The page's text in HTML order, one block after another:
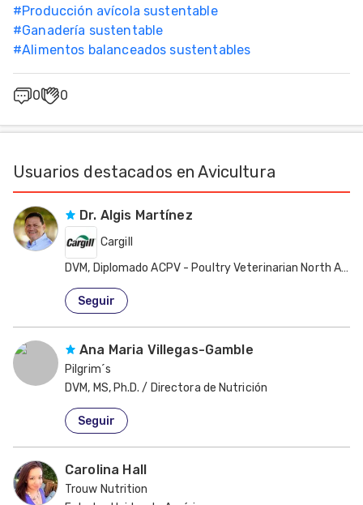
#Producción avícola sustentable
#Ganadería sustentable
#Alimentos balanceados sustentables
0 0
Usuarios destacados en Avicultura
Dr. Algis Martínez
Cargill
DVM, Diplomado ACPV - Poultry Veterinarian North
Estados Unidos de América
Seguir
Ana Maria Villegas-Gamble
Pilgrim´s
DVM, MS, Ph.D. / Directora de Nutrición
Estados Unidos de América
Seguir
Carolina Hall
Trouw Nutrition